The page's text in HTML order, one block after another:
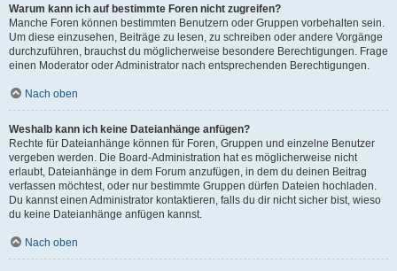
Warum kann ich auf bestimmte Foren nicht zugreifen?
Manche Foren können bestimmten Benutzern oder Gruppen vorbehalten sein.
Um diese einzusehen, Beiträge zu lesen, zu schreiben oder andere Vorgänge
durchzuführen, brauchst du möglicherweise besondere Berechtigungen. Frage
einen Moderator oder Administrator nach entsprechenden Berechtigungen.
Nach oben
Weshalb kann ich keine Dateianhänge anfügen?
Rechte für Dateianhänge können für Foren, Gruppen und einzelne Benutzer
vergeben werden. Die Board-Administration hat es möglicherweise nicht
erlaubt, Dateianhänge in dem Forum anzufügen, in dem du deinen Beitrag
verfassen möchtest, oder nur bestimmte Gruppen dürfen Dateien hochladen.
Du kannst einen Administrator kontaktieren, falls du dir nicht sicher bist, wieso
du keine Dateianhänge anfügen kannst.
Nach oben